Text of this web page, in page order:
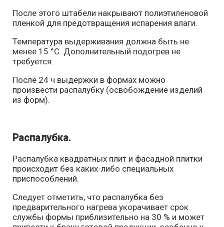
После этого штабели накрывают полиэтиленовой
пленкой для предотвращения испарения влаги.
Температура выдерживания должна быть не
менее 15 °С. Дополнительный подогрев не
требуется.
После 24 ч выдержки в формах можно
произвести распалубку (освобождение изделий
из форм).
Распалубка.
Распалубка квадратных плит и фасадной плитки
происходит без каких-либо специальных
приспособлений.
Следует отметить, что распалубка без
предварительного нагрева укорачивает срок
службы формы приблизительно на 30 % и может